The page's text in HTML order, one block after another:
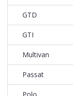
GTD
GTI
Multivan
Passat
Polo